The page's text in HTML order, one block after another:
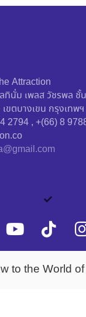
Attraction
ลทินั่ม เพลส วัชรพล
ขตบางเขน กรุงเทพ
2794 , +(66) 8
to the World of